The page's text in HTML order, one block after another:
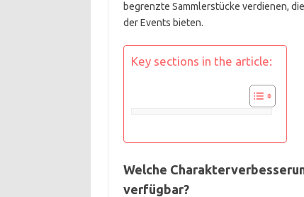
begrenzte Sammlerstücke verdienen,
der Events bieten.
Key sections in the article:
Welche
verfügbar?